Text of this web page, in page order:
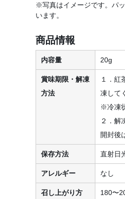
※写真はイメージです。パ
います。
商品情報
内容量 20g
賞味期限・解凍
方法
１．紅
凍して
※冷凍
２．解
開封後
保存方法 直射日
アレルギー なし
召し上がり方
180〜